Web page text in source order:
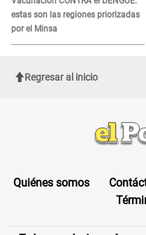
estas son las regiones priorizadas
por el Minsa
Regresar al inicio
Quiénes somos